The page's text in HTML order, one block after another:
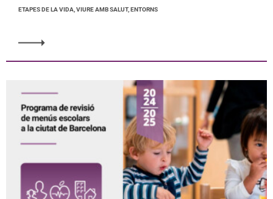
ETAPES DE LA VIDA, VIURE AMB SALUT, ENTORNS